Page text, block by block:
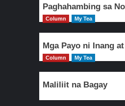
Paghahambing sa
Column My Tea
Mga Payo ni Inang
Column My Tea
Maliliit na Bagay